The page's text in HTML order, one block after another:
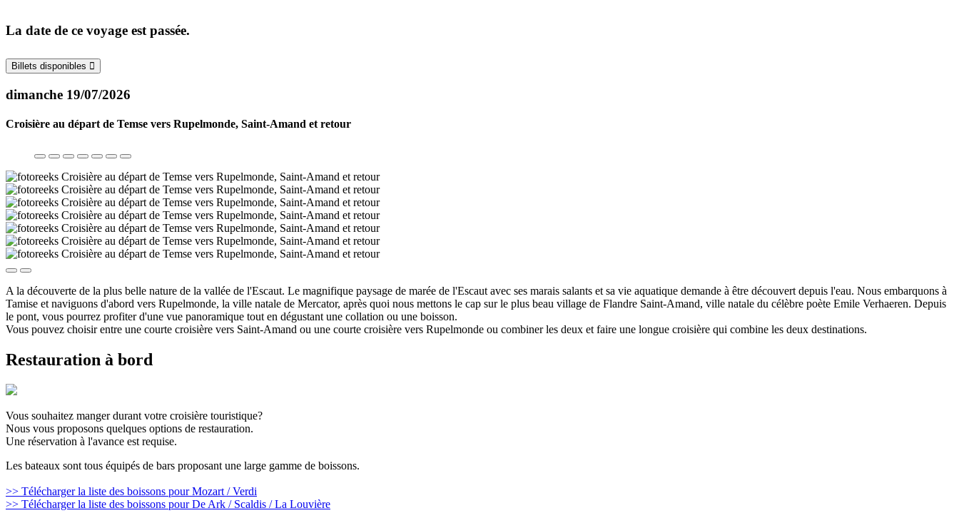
La date de ce voyage est passée.
Billets disponibles
dimanche 19/07/2026
Croisière au départ de Temse vers Rupelmonde, Saint-Amand et retour
A la découverte de la plus belle nature de la vallée de l'Escaut. Le magnifique paysage de marée de l'Escaut avec ses marais salants et sa vie aquatique demande à être découvert depuis l'eau. Nous embarquons à
Tamise et naviguons d'abord vers Rupelmonde, la ville natale de Mercator, après quoi nous mettons le cap sur le plus beau village de Flandre Saint-Amand, ville natale du célèbre poète Emile Verhaeren. Depuis
le pont, vous pourrez profiter d'une vue panoramique tout en dégustant une collation ou une boisson.
Vous pouvez choisir entre une courte croisière vers Saint-Amand ou une courte croisière vers Rupelmonde ou combiner les deux et faire une longue croisière qui combine les deux destinations.
Restauration à bord
Vous souhaitez manger durant votre croisière touristique?
Nous vous proposons quelques options de restauration.
Une réservation à l'avance est requise.
Les bateaux sont tous équipés de bars proposant une large gamme de boissons.
>> Télécharger la liste des boissons pour Mozart / Verdi
>> Télécharger la liste des boissons pour De Ark / Scaldis / La Louvière